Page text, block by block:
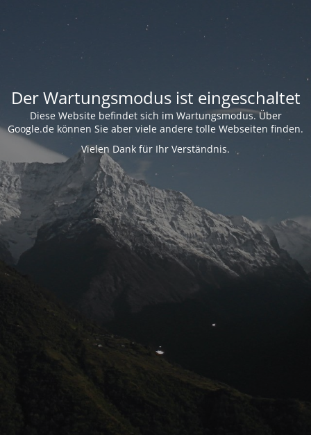
Der Wartungsmodus ist eingeschaltet
Diese Website befindet sich im Wartungsmodus. Über
Google.de können Sie aber viele andere tolle Webseiten finden.
Vielen Dank für Ihr Verständnis.